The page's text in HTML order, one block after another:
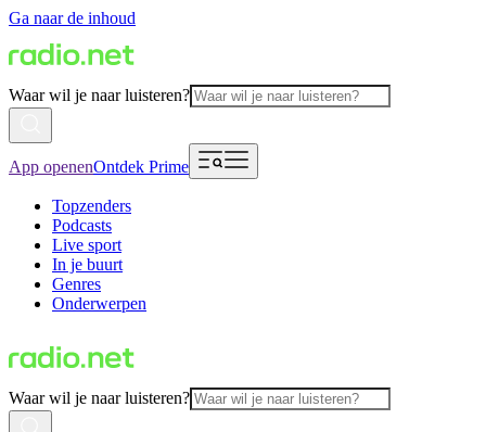
Ga naar de inhoud
Waar wil je naar luisteren?
App openenOntdek Prime
Topzenders
Podcasts
Live sport
In je buurt
Genres
Onderwerpen
Waar wil je naar luisteren?